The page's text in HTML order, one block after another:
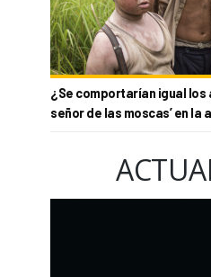
¿Se comportarían igual los
señor de las moscas’ en la